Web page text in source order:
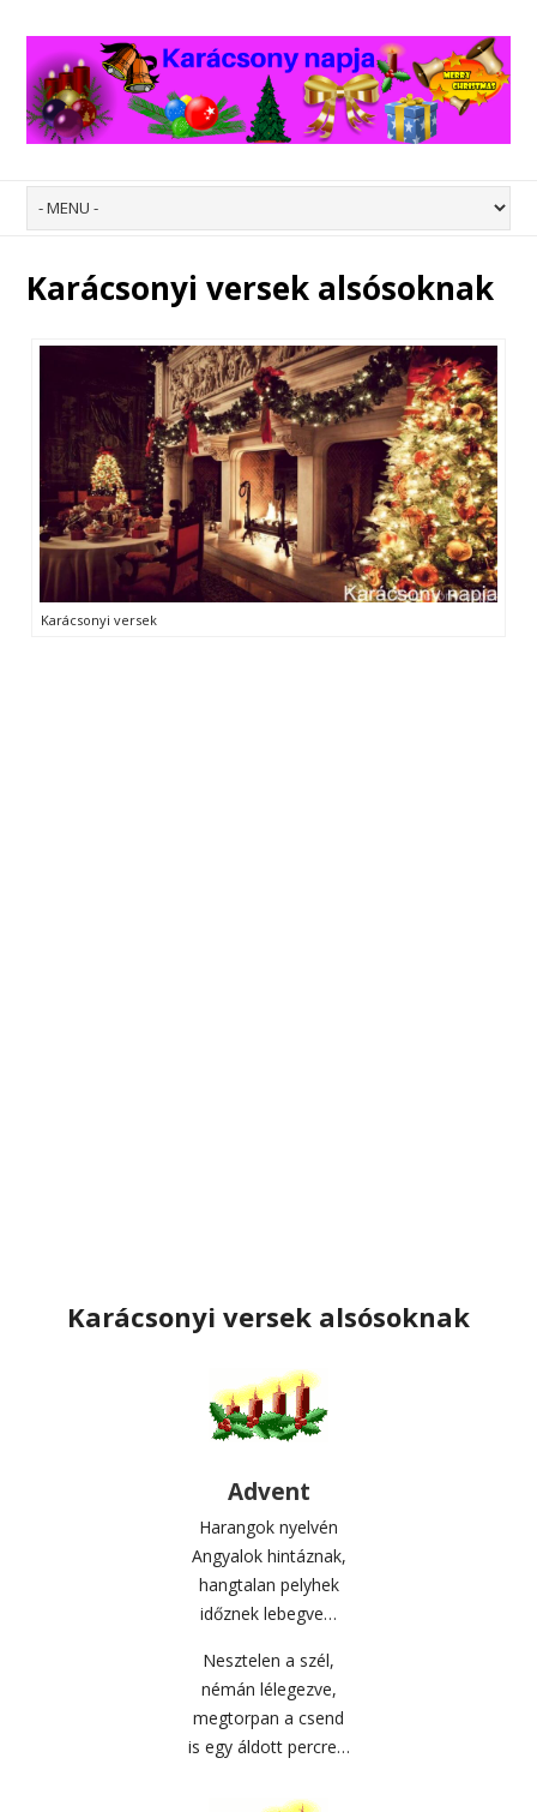
Karácsonyi versek alsósoknak
Karácsonyi versek
Karácsonyi versek alsósoknak
Advent
Harangok nyelvén
Angyalok hintáznak,
hangtalan pelyhek
időznek lebegve…
Nesztelen a szél,
némán lélegezve,
megtorpan a csend
is egy áldott percre…